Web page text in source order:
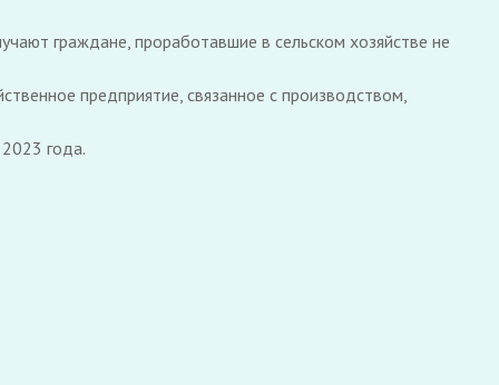
граждане, проработавшие в сельском хозяйстве не
предприятие, связанное с производством,
года.